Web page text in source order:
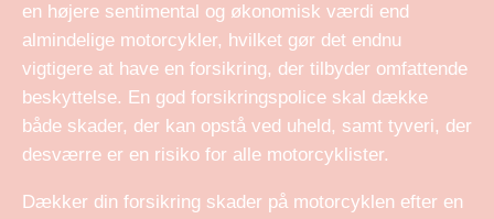
en højere sentimental og økonomisk værdi end
almindelige motorcykler, hvilket gør det endnu
vigtigere at have en forsikring, der tilbyder omfattende
beskyttelse. En god forsikringspolice skal dække
både skader, der kan opstå ved uheld, samt tyveri, der
desværre er en risiko for alle motorcyklister.
Dækker din forsikring skader på motorcyklen efter en